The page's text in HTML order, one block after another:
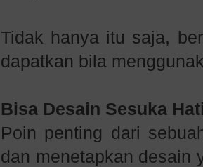
Tidak hanya itu saja,
dapatkan bila
Bisa Desain Sesuka
Poin penting dari
dan menetapkan desain